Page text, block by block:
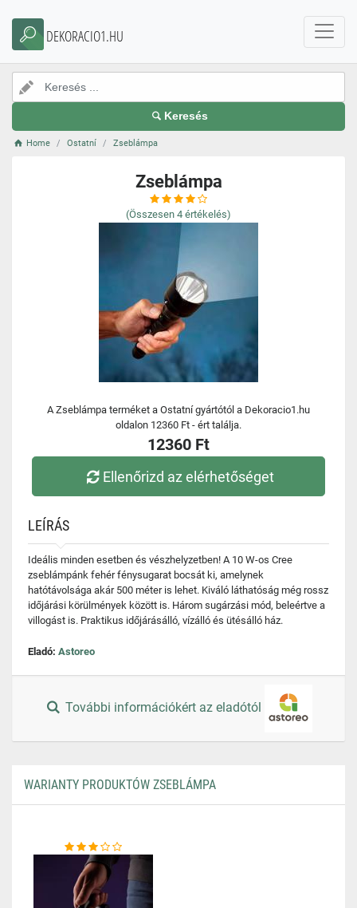
DEKORACIO1.HU
Keresés
Home Ostatní Zseblámpa
Zseblámpa
(Összesen 4 értékelés)
A Zseblámpa terméket a Ostatní gyártótól a Dekoracio1.hu
oldalon 12360 Ft - ért találja.
12360 Ft
Ellenőrizd az elérhetőséget
LEÍRÁS
Ideális minden esetben és vészhelyzetben! A 10 W-os Cree
zseblámpánk fehér fénysugarat bocsát ki, amelynek
hatótávolsága akár 500 méter is lehet. Kiváló láthatóság még rossz
időjárási körülmények között is. Három sugárzási mód, beleértve a
villogást is. Praktikus időjárásálló, vízálló és ütésálló ház.
Eladó: Astoreo
További információkért az eladótól
WARIANTY PRODUKTÓW ZSEBLÁMPA